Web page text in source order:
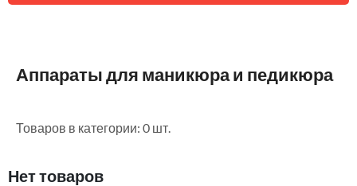
Аппараты для маникюра и педикюра
Товаров в категории: 0 шт.
Нет товаров